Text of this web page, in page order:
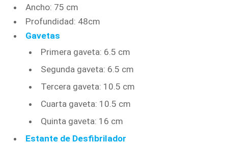
Ancho: 75 cm
Profundidad: 48cm
Gavetas
Primera gaveta: 6.5 cm
Segunda gaveta: 6.5 cm
Tercera gaveta: 10.5 cm
Cuarta gaveta: 10.5 cm
Quinta gaveta: 16 cm
Estante de Desfibrilador